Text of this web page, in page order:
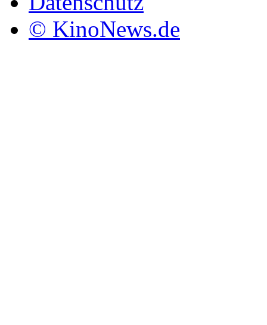
© KinoNews.de